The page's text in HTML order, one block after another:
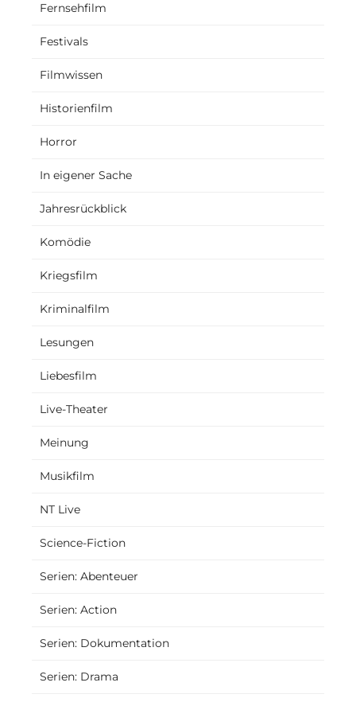
Fernsehfilm
Festivals
Filmwissen
Historienfilm
Horror
In eigener Sache
Jahresrückblick
Komödie
Kriegsfilm
Kriminalfilm
Lesungen
Liebesfilm
Live-Theater
Meinung
Musikfilm
NT Live
Science-Fiction
Serien: Abenteuer
Serien: Action
Serien: Dokumentation
Serien: Drama